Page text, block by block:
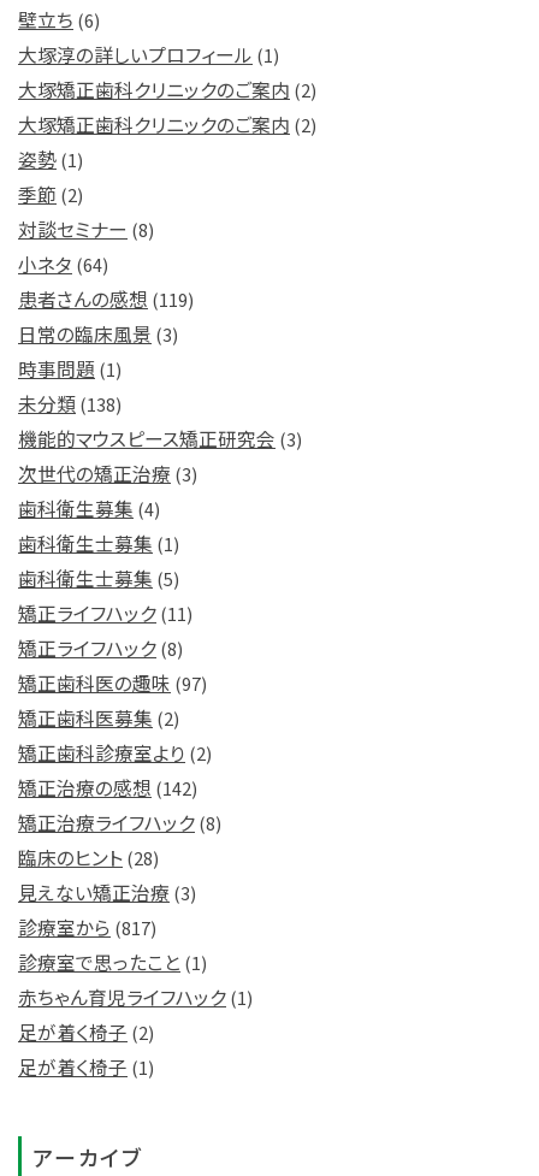
壁立ち (6)
大塚淳の詳しいプロフィール (1)
大塚矯正歯科クリニックのご案内 (2)
大塚矯正歯科クリニックのご案内 (2)
姿勢(1)
季節 (2)
対談セミナー (8)
小ネタ (64)
患者さんの感想 (119)
日常の臨床風景 (3)
時事問題 (1)
未分類(138)
機能的マウスピース矯正研究会 (3)
次世代の矯正治療 (3)
歯科衛生募集 (4)
歯科衛生士募集 (1)
歯科衛生士募集 (5)
矯正ライフハック(11)
矯正ライフハック(8)
矯正歯科医の趣味 (97)
矯正歯科医募集 (2)
矯正歯科診療室より (2)
矯正治療の感想 (142)
矯正治療ライフハック(8)
臨床のヒント(28)
見えない矯正治療 (3)
診療室から (817)
診療室で思ったこと (1)
赤ちゃん育児ライフハック(1)
足が着く椅子 (2)
足が着く椅子 (1)
アーカイブ